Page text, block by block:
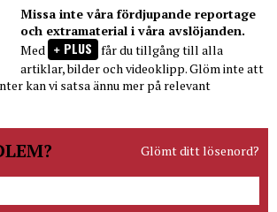
Missa inte våra fördjupande reportage
och extramaterial i våra avslöjanden.
Med
PLUS får du tillgång till alla
artiklar, bilder och videoklipp. Glöm inte att
kan vi satsa ännu mer på relevant
Glömt ditt lösenord?